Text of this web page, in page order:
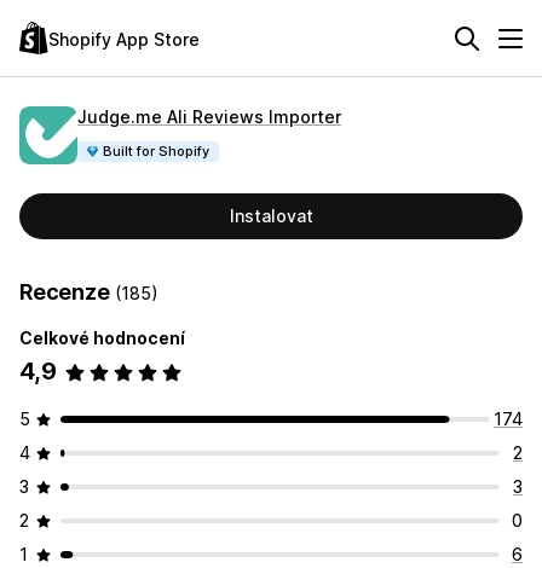
Shopify App Store
Judge.me Ali Reviews Importer
Built for Shopify
Instalovat
Recenze (185)
Celkové hodnocení
4,9
5
174
4
2
3
3
2
0
1
6